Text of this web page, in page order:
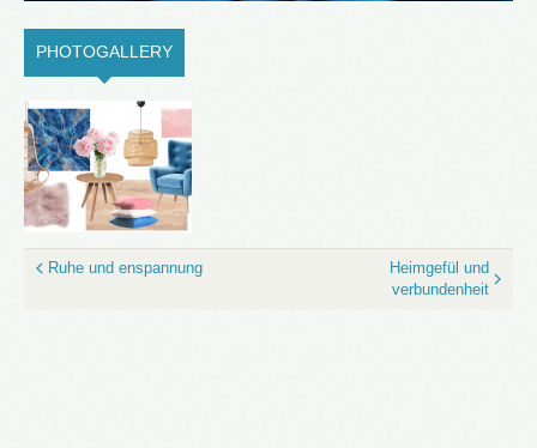
PHOTOGALLERY
Ruhe und enspannung
Heimgefül und
verbundenheit